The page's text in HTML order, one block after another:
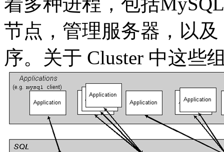
节点，管理服务器，以
序。关于 Cluster 中这些